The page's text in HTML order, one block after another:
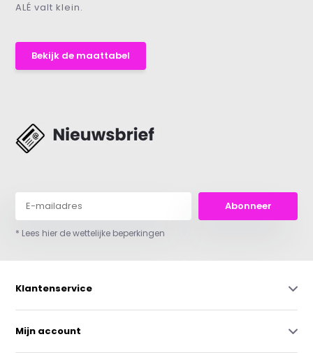
ALÉ valt klein.
Bekijk de maattabel
Abonneer
* Lees hier de wettelijke beperkingen
Klantenservice
Mijn account